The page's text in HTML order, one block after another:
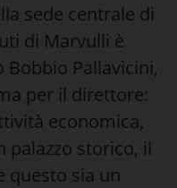
sede centrale di
di Marvulli è
Pallavicini,
per il direttore:
economica,
palazzo storico, il
questo sia un